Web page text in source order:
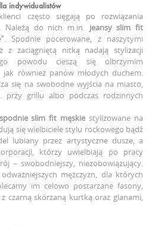
indywidualistów
często sięgają po rozwiązania
Należą do nich m.in. jeansy slim fit
Spodnie pocerowane, z naszytymi
z zaciągniętą nitką nadają stylizacji
powodu cieszą się olbrzymim
jak również panów młodych duchem.
się na swobodne wyjścia na miasto,
przy grillu albo podczas rodzinnych
spodnie slim fit męskie stylizowane na
się wielbiciele stylu rockowego bądź
lubiany przez artystyczne dusze, a
którzy uwielbiają po pracy
– swobodniejszy, niezobowiązujący.
mężczyzn, dla których
im celowo postarzane fasony,
czarną skórzaną kurtką oraz glanami,